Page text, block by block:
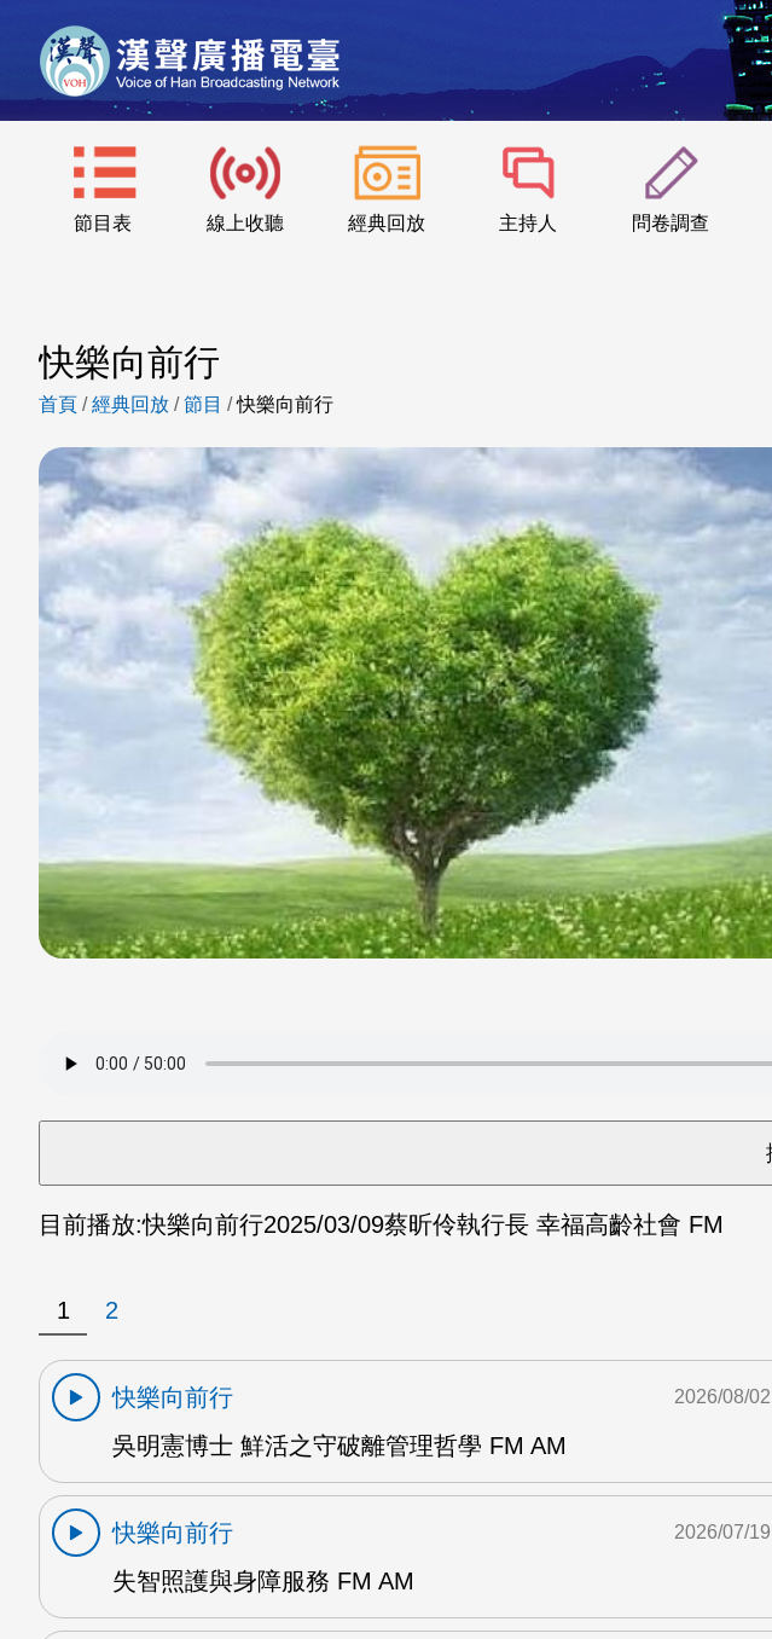
節目表 線上收聽 經典回放 主持人 問卷調查
快樂向前行
首頁 /經典回放 /節目 /快樂向前行
目前播放:快樂向前行2025/03/09蔡昕伶執行長 幸福高齡社會 FM
1 2
快樂向前行
吳明憲博士 鮮活之守破離管理哲學 FM AM
2026/08/02
快樂向前行
失智照護與身障服務 FM AM
2026/07/19